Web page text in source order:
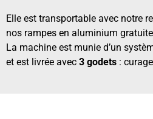
Elle est transportable avec notre
nos rampes en aluminium
La machine est munie d’un
et est livrée avec 3 godets :